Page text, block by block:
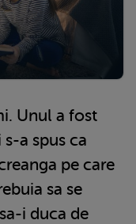
Unul a fost
a spus ca
pe care
sa se
i duca de